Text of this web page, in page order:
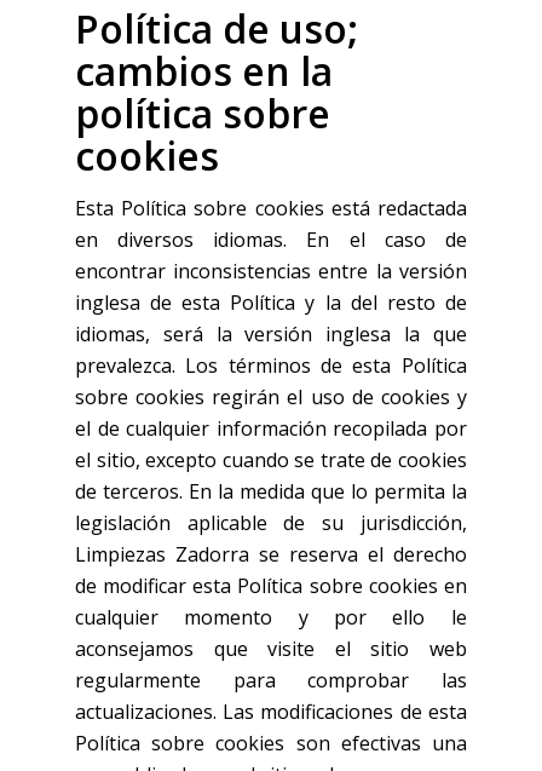
Política de uso;
cambios en la
política sobre
cookies
Esta Política sobre cookies está redactada
en diversos idiomas. En el caso de
encontrar inconsistencias entre la versión
inglesa de esta Política y la del resto de
idiomas, será la versión inglesa la que
prevalezca. Los términos de esta Política
sobre cookies regirán el uso de cookies y
el de cualquier información recopilada por
el sitio, excepto cuando se trate de cookies
de terceros. En la medida que lo permita la
legislación aplicable de su jurisdicción,
Limpiezas Zadorra se reserva el derecho
de modificar esta Política sobre cookies en
cualquier momento y por ello le
aconsejamos que visite el sitio web
regularmente para comprobar las
actualizaciones. Las modificaciones de esta
Política sobre cookies son efectivas una